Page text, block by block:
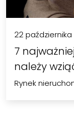
22 października
7
należy
Rynek